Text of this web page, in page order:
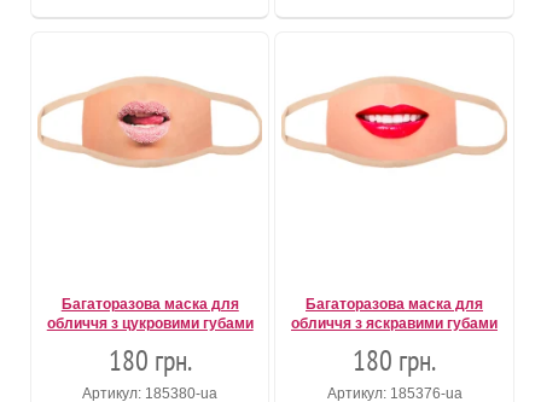
Багаторазова маска для
обличчя з цукровими губами
180 грн.
Артикул: 185380-ua
Багаторазова маска для
обличчя з яскравими губами
180 грн.
Артикул: 185376-ua